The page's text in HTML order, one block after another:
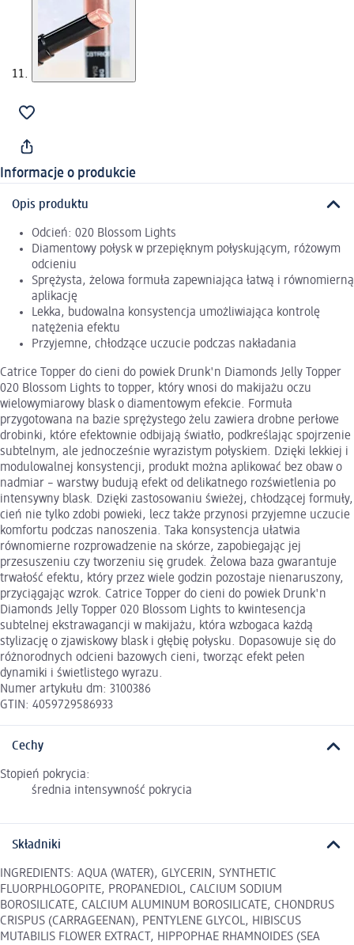
Informacje o produkcie
Opis produktu
Odcień: 020 Blossom Lights
Diamentowy połysk w przepięknym połyskującym, różowym
odcieniu
Sprężysta, żelowa formuła zapewniająca łatwą i równomierną
aplikację
Lekka, budowalna konsystencja umożliwiająca kontrolę
natężenia efektu
Przyjemne, chłodzące uczucie podczas nakładania
Catrice Topper do cieni do powiek Drunk'n Diamonds Jelly Topper
020 Blossom Lights to topper, który wnosi do makijażu oczu
wielowymiarowy blask o diamentowym efekcie. Formuła
przygotowana na bazie sprężystego żelu zawiera drobne perłowe
drobinki, które efektownie odbijają światło, podkreślając spojrzenie
subtelnym, ale jednocześnie wyrazistym połyskiem. Dzięki lekkiej i
modulowalnej konsystencji, produkt można aplikować bez obaw o
nadmiar – warstwy budują efekt od delikatnego rozświetlenia po
intensywny blask. Dzięki zastosowaniu świeżej, chłodzącej formuły,
cień nie tylko zdobi powieki, lecz także przynosi przyjemne uczucie
komfortu podczas nanoszenia. Taka konsystencja ułatwia
równomierne rozprowadzenie na skórze, zapobiegając jej
przesuszeniu czy tworzeniu się grudek. Żelowa baza gwarantuje
trwałość efektu, który przez wiele godzin pozostaje nienaruszony,
przyciągając wzrok. Catrice Topper do cieni do powiek Drunk'n
Diamonds Jelly Topper 020 Blossom Lights to kwintesencja
subtelnej ekstrawagancji w makijażu, która wzbogaca każdą
stylizację o zjawiskowy blask i głębię połysku. Dopasowuje się do
różnorodnych odcieni bazowych cieni, tworząc efekt pełen
dynamiki i świetlistego wyrazu.
Numer artykułu dm: 3100386
GTIN: 4059729586933
Cechy
Stopień pokrycia:
średnia intensywność pokrycia
Składniki
INGREDIENTS: AQUA (WATER), GLYCERIN, SYNTHETIC
FLUORPHLOGOPITE, PROPANEDIOL, CALCIUM SODIUM
BOROSILICATE, CALCIUM ALUMINUM BOROSILICATE, CHONDRUS
CRISPUS (CARRAGEENAN), PENTYLENE GLYCOL, HIBISCUS
MUTABILIS FLOWER EXTRACT, HIPPOPHAE RHAMNOIDES (SEA